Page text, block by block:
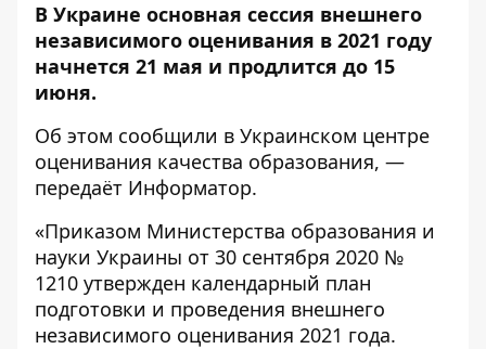
В Украине основная сессия внешнего
независимого оценивания в 2021 году
начнется 21 мая и продлится до 15
июня.
Об этом сообщили в Украинском центре
оценивания качества образования, —
передаёт Информатор.
«Приказом Министерства образования и
науки Украины от 30 сентября 2020 №
1210 утвержден календарный план
подготовки и проведения внешнего
независимого оценивания 2021 года.